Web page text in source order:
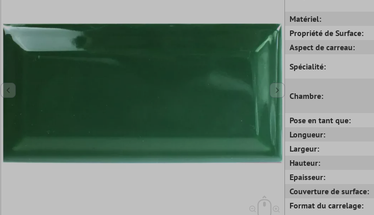
Matériel:
Propriété de Surface:
Aspect de carreau:
Spécialité:
Chambre:
Pose en tant que:
Longueur:
Largeur:
Hauteur:
Epaisseur:
Couverture de surface:
Format du carrelage: